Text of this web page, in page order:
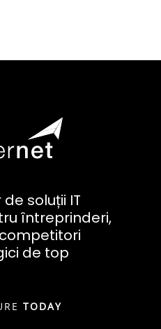
soluții IT
întreprinderi,
de top
TODAY